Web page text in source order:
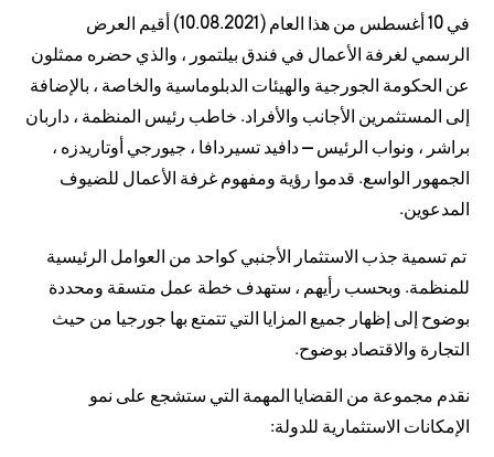
في 10 أغسطس من هذا العام (10.08.2021) أقيم العرض
الرسمي لغرفة الأعمال في فندق بيلتمور ، والذي حضره ممثلون
عن الحكومة الجورجية والهيئات الدبلوماسية والخاصة ، بالإضافة
إلى المستثمرين الأجانب والأفراد. خاطب رئيس المنظمة ، داربان
براشر ، ونواب الرئيس – دافيد تسيردافا ، جيورجي أوتاريدزه ،
الجمهور الواسع. قدموا رؤية ومفهوم غرفة الأعمال للضيوف
المدعوين.
تم تسمية جذب الاستثمار الأجنبي كواحد من العوامل الرئيسية
للمنظمة. وبحسب رأيهم ، ستهدف خطة عمل متسقة ومحددة
بوضوح إلى إظهار جميع المزايا التي تتمتع بها جورجيا من حيث
التجارة والاقتصاد بوضوح.
نقدم مجموعة من القضايا المهمة التي ستشجع على نمو
الإمكانات الاستثمارية للدولة: